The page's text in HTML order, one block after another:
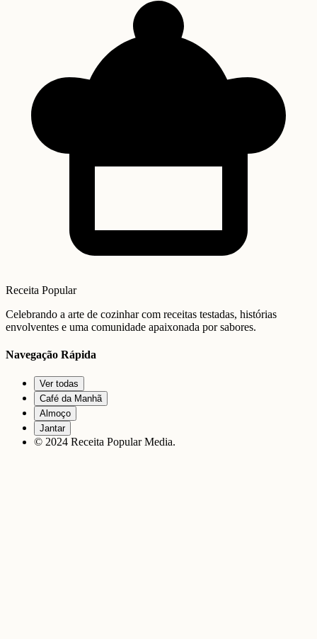
Receita Popular
Celebrando a arte de cozinhar com receitas testadas, histórias
envolventes e uma comunidade apaixonada por sabores.
Navegação Rápida
Ver todas
Café da Manhã
Almoço
Jantar
© 2024 Receita Popular Media.